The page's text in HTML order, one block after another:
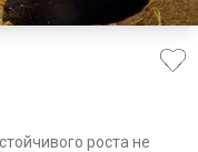
роста не